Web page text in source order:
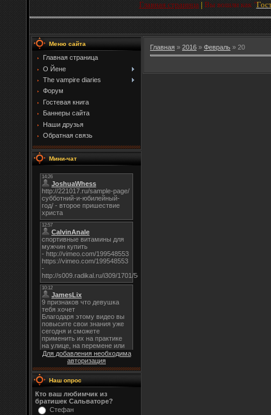
Главная страница | Вы вошли как "
Меню сайта
Главная страница
О Йене
The vampire diaries
Форум
Гостевая книга
Баннеры сайта
Наши друзья
Обратная связь
Мини-чат
Для добавления необходима
авторизация
Наш опрос
Кто ваш любимчик из
братишек Сальваторе?
Стефан
Главная » 2016 » Февраль » 20